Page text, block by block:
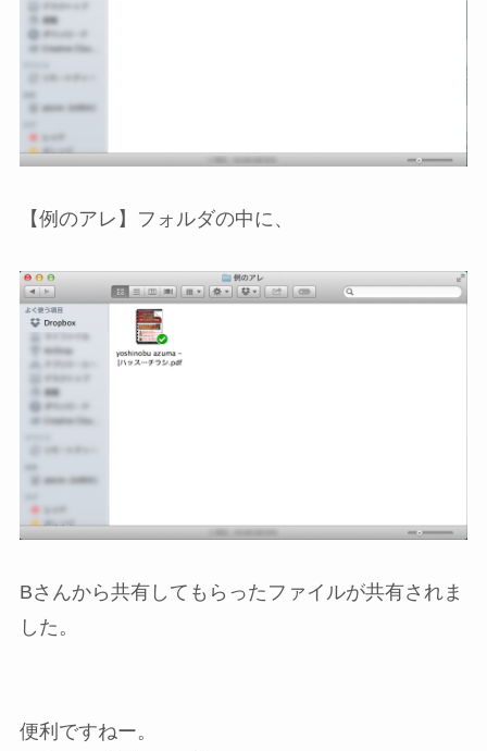
【例のアレ】フォルダの中に、
Bさんから共有してもらったファイルが共有されま
した。
便利ですねー。